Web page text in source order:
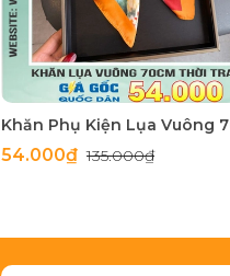
54.000₫135.000₫